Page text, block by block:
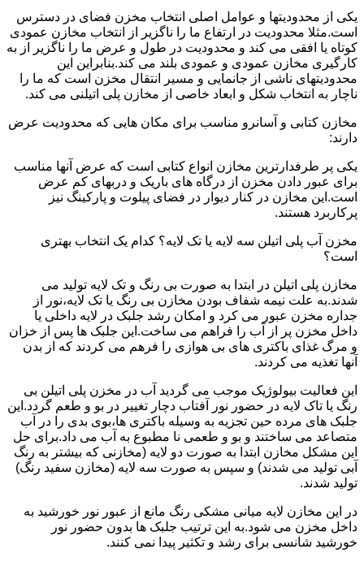
یکی از محدودیتها و عوامل اصلی انتخاب مخزن فضای در دسترس
است.مثلا محدودیت در ارتفاع ما را ناگزیر از انتخاب مخازن عمودی
کوتاه یا افقی می کند و محدودیت در طول و عرض ما را ناگزیر از به
کارگیری مخازن عمودی و عمودی بلند می کند.بنابراین این
محدودیتهای ناشی از جانمایی و مسیر انتقال مخزن است که ما را
ناچار به انتخاب شکل و ابعاد خاصی از مخازن پلی اتیلنی می کند.
مخازن کتابی و آسانرو مناسب برای مکان هایی که محدودیت عرض
دارند:
یکی پر طرفدارترین مخازن انواع کتابی است که عرض آنها مناسب
برای عبور دادن مخزن از درگاه های باریک و دربهای کم عرض
است.این مخازن در کنار دیوار در فضای پیلوت و پارکینگ نیز
پرکاربرد هستند.
مخزن آب پلی اتیلن سه لایه یا تک لایه؟ کدام یک انتخاب بهتری
است؟
مخازن پلی اتیلن در ابتدا به صورت بی رنگ و تک لایه تولید می
شدند.به علت نیمه شفاف بودن مخازن بی رنگ یا تک لایه،نور از
جداره مخزن عبور می کرد و امکان رشد جلبک در لایه داخلی یا
داخل مخزن پر از آب را فراهم می ساخت.این جلبک ها پس از خزان
و مرگ غذای باکتری های بی هوازی را فرهم می کردند که از بدن
آنها تغذیه می کردند.
این فعالیت بیولوژیک موجب می گردید آب در مخزن پلی اتیلن بی
رنگ یا تاک لایه در حضور نور آفتاب دچار تغییر در بو و طعم گردد.این
جلبک های مرده حین تجزیه به وسیله باکتری ها،بوی بدی را در آب
متصاعد می ساختند و بو و طعمی نا مطبوع به آب می داد.برای حل
این مشکل مخازن ابتدا به صورت دو لایه (مخازنی که بیشتر به رنگ
آبی تولید می شدند) و سپس به صورت سه لایه (مخازن سفید رنگ)
تولید شدند.
در این مخازن لایه میانی مشکی رنگ مانع از عبور نور خورشید به
داخل مخزن می شود.به این ترتیب جلبک ها بدون حضور نور
خورشید شانسی برای رشد و تکثیر پیدا نمی کنند.